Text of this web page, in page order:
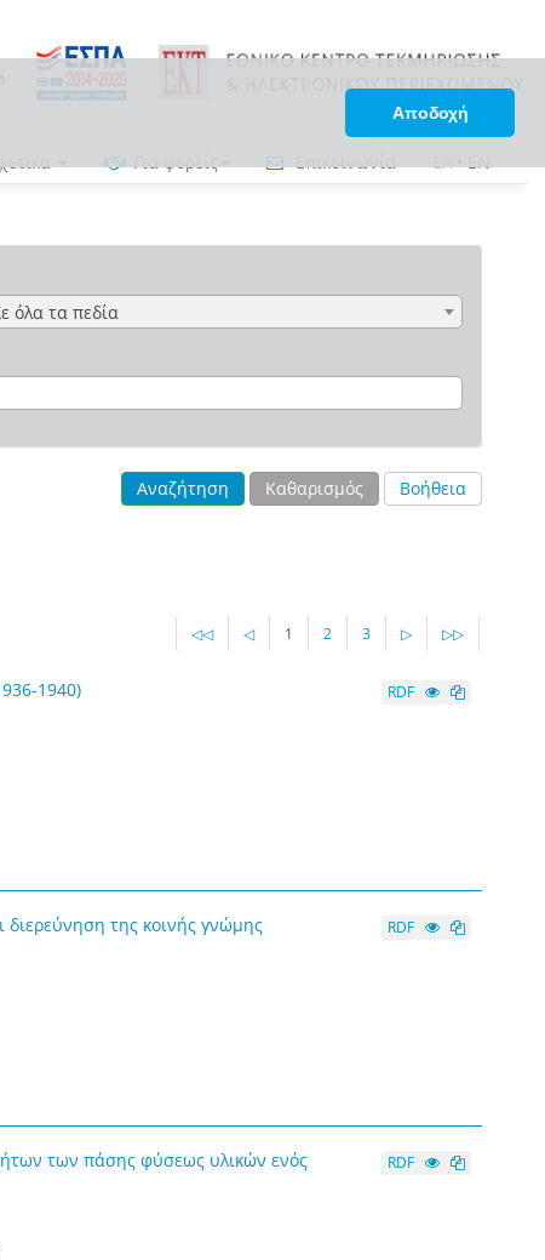
Αποδοχή
Για φορείς Επικοινωνία ΕΛ•EN
όλα τα πεδία
Αναζήτηση Καθαρισμός Βοήθεια
◁◁ ◁ 1 2 3 ▷ ▷▷
1940)
RDF
της κοινής γνώμης
RDF
των πάσης φύσεως υλικών ενός RDF